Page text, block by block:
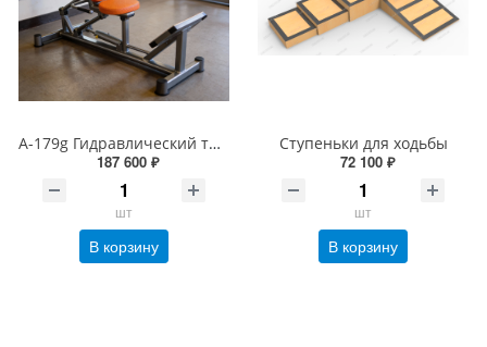
А-179g Гидравлический тренажер &quot;Жим ногами&quot;
187 600 ₽
шт
В корзину
Ступеньки для ходьбы
72 100 ₽
шт
В корзину